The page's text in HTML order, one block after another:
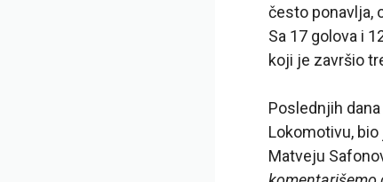
često ponavlja,
Sa 17 golova i
koji je završio
Poslednjih
Lokomotivu,
Matveju